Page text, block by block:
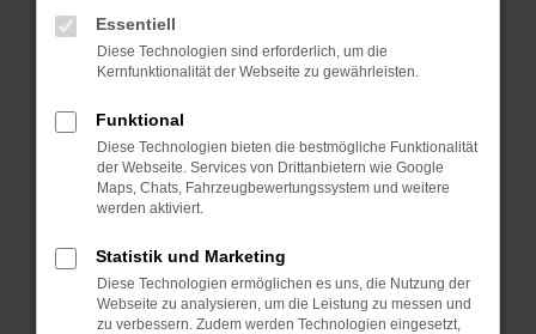
Manche Erweiterungen, wie Werbeblocker,
können das Laden bestimmter Seiten
verhindern. Funktioniert die Seite in einem
Fenster?
Starte dein Gerät neu.
Das kann manchmal helfen, vorübergehende
Probleme zu beheben.
Betriebssystem auf dem neuesten Stand
sind.
Veraltete Software birgt nicht nur ein
Essentiell
Diese Technologien sind erforderlich, um die
Kernfunktionalität der Webseite zu gewährleisten.
Funktional
Diese Technologien bieten die bestmögliche Funktionalität
der Webseite. Services von Drittanbietern wie Google
Maps, Chats, Fahrzeugbewertungssystem und weitere
werden aktiviert.
Statistik und Marketing
Diese Technologien ermöglichen es uns, die Nutzung der
Webseite zu analysieren, um die Leistung zu messen und
zu verbessern. Zudem werden Technologien eingesetzt,